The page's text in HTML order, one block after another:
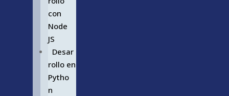
con
Node
JS
Desar
rollo en
Pytho
n